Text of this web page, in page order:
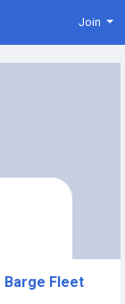
Join
Barge Fleet